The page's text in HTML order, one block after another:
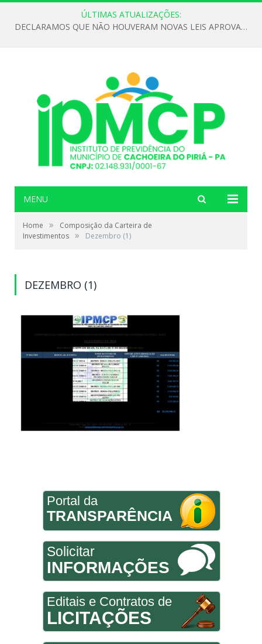
ÚLTIMAS ATUALIZAÇÕES:
DECLARAMOS QUE NÃO HOUVERAM NOVAS LEIS APROVADAS ATÉ O MOMENTO PARA O INSTITUTO DE PREVIDÊNCIA NO ANO DE 2026
MENU
Home »
Composição da Carteira de
Investimentos » Dezembro (1)
DEZEMBRO (1)
Portal da
TRANSPARÊNCIA
Solicitar
INFORMAÇÕES
Editais e Contratos de
LICITAÇÕES